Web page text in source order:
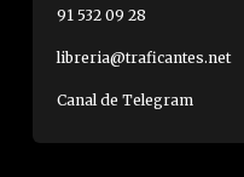
91 532 09 28
libreria@traficantes.net
Canal de Telegram